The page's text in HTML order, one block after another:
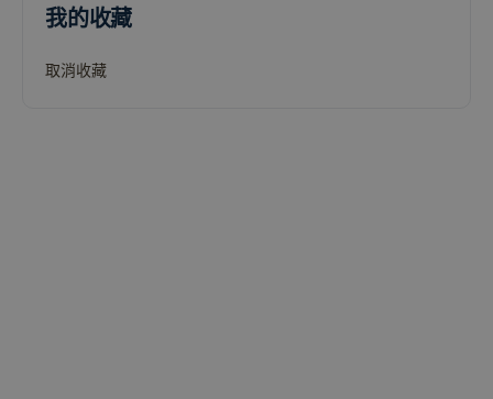
我的收藏
取消收藏